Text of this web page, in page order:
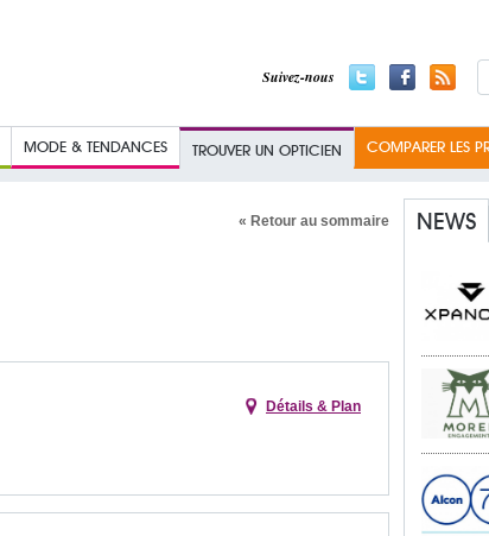
Suivez-nous
MODE & TENDANCES TROUVER UN OPTICIEN COMPARER LES
« Retour au sommaire
Détails & Plan
NEWS